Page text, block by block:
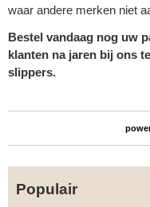
waar andere merken niet
Bestel vandaag nog uw
klanten na jaren bij ons
slippers.
Populair